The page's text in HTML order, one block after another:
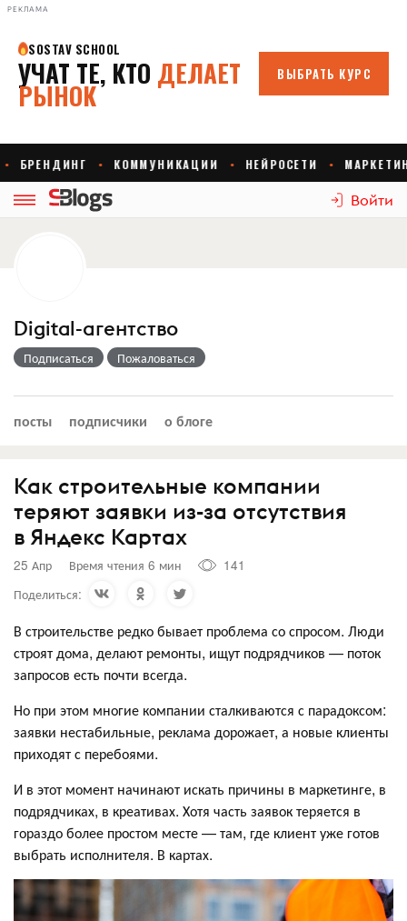
РЕКЛАМА
Войти
Digital-агентство
Подписаться Пожаловаться
посты подписчики о блоге
Как строительные компании
теряют заявки из-за отсутствия
в Яндекс Картах
25 Апр Время чтения 6 мин
141
Поделиться:
В строительстве редко бывает проблема со спросом. Люди
строят дома, делают ремонты, ищут подрядчиков — поток
запросов есть почти всегда.
Но при этом многие компании сталкиваются с парадоксом:
заявки нестабильные, реклама дорожает, а новые клиенты
приходят с перебоями.
И в этот момент начинают искать причины в маркетинге, в
подрядчиках, в креативах. Хотя часть заявок теряется в
гораздо более простом месте — там, где клиент уже готов
выбрать исполнителя. В картах.